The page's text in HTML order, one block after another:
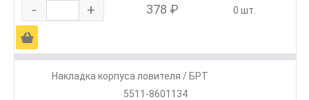
- + 378 ₽ 0 шт.
Ä
Накладка корпуса ловителя / БРТ
5511-8601134